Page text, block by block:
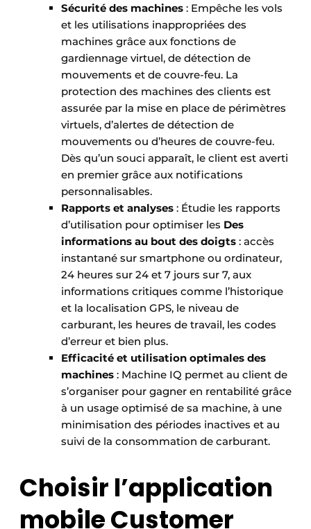
Sécurité des machines : Empêche les vols
et les utilisations inappropriées des
machines grâce aux fonctions de
gardiennage virtuel, de détection de
mouvements et de couvre-feu. La
protection des machines des clients est
assurée par la mise en place de périmètres
virtuels, d’alertes de détection de
mouvements ou d’heures de couvre-feu.
Dès qu’un souci apparaît, le client est averti
en premier grâce aux notifications
personnalisables.
Rapports et analyses : Étudie les rapports
d’utilisation pour optimiser les Des
informations au bout des doigts : accès
instantané sur smartphone ou ordinateur,
24 heures sur 24 et 7 jours sur 7, aux
informations critiques comme l’historique
et la localisation GPS, le niveau de
carburant, les heures de travail, les codes
d’erreur et bien plus.
Efficacité et utilisation optimales des
machines : Machine IQ permet au client de
s’organiser pour gagner en rentabilité grâce
à un usage optimisé de sa machine, à une
minimisation des périodes inactives et au
suivi de la consommation de carburant.
Choisir l’application
mobile Customer